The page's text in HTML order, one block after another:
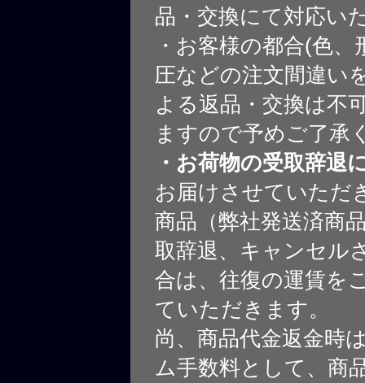
品・交換にて対応い
・お客様の都合(色、
圧などの注文間違い
よる返品・交換は不
ますので予めご了承
・お荷物の受取辞退
お届けさせていただ
商品（弊社発送済商
取辞退、キャンセル
合は、往復の運賃を
ていただきます。
尚、商品代金返金時
ム手数料として、商